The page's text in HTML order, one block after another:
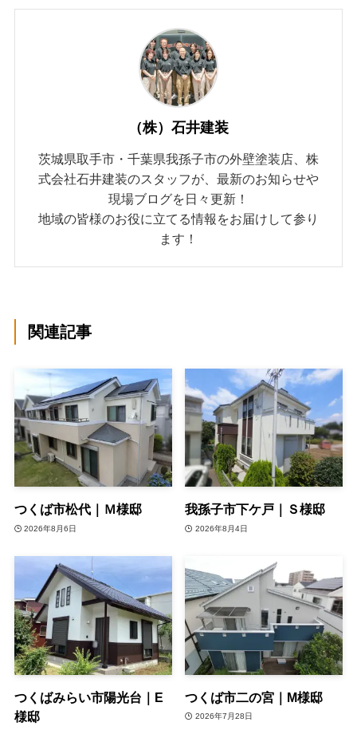
（株）石井建装
茨城県取手市・千葉県我孫子市の外壁塗装店、株
式会社石井建装のスタッフが、最新のお知らせや
現場ブログを日々更新！
地域の皆様のお役に立てる情報をお届けして参り
ます！
関連記事
つくば市松代｜Ｍ様邸
2026年8月6日
我孫子市下ケ戸｜Ｓ様邸
2026年8月4日
つくばみらい市陽光台｜E
様邸
つくば市二の宮｜M様邸
2026年7月28日